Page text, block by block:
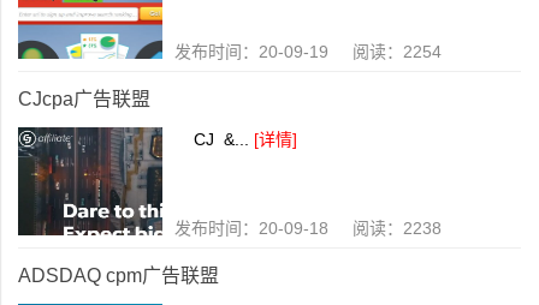
发布时间：20-09-19 阅读：2254
CJcpa广告联盟
CJ &... [详情]
发布时间：20-09-18 阅读：2238
ADSDAQ cpm广告联盟